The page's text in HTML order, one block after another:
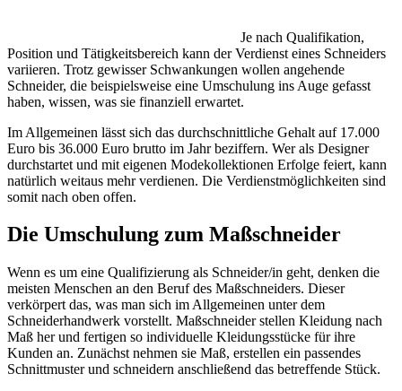
Je nach Qualifikation,
Position und Tätigkeitsbereich kann der Verdienst eines Schneiders
variieren. Trotz gewisser Schwankungen wollen angehende
Schneider, die beispielsweise eine Umschulung ins Auge gefasst
haben, wissen, was sie finanziell erwartet.
Im Allgemeinen lässt sich das durchschnittliche Gehalt auf 17.000
Euro bis 36.000 Euro brutto im Jahr beziffern. Wer als Designer
durchstartet und mit eigenen Modekollektionen Erfolge feiert, kann
natürlich weitaus mehr verdienen. Die Verdienstmöglichkeiten sind
somit nach oben offen.
Die Umschulung zum Maßschneider
Wenn es um eine Qualifizierung als Schneider/in geht, denken die
meisten Menschen an den Beruf des Maßschneiders. Dieser
verkörpert das, was man sich im Allgemeinen unter dem
Schneiderhandwerk vorstellt. Maßschneider stellen Kleidung nach
Maß her und fertigen so individuelle Kleidungsstücke für ihre
Kunden an. Zunächst nehmen sie Maß, erstellen ein passendes
Schnittmuster und schneidern anschließend das betreffende Stück.